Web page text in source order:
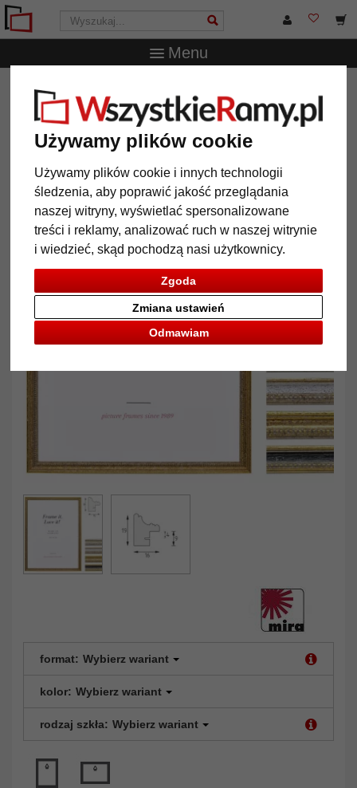
Używamy plików cookie
Używamy plików cookie i innych technologii
śledzenia, aby poprawić jakość przeglądania
naszej witryny, wyświetlać spersonalizowane
treści i reklamy, analizować ruch w naszej witrynie
i wiedzieć, skąd pochodzą nasi użytkownicy.
Zgoda
Odmawiam
Zmiana ustawień
Menu
WszystkieRamy.pl
drewniana Amiens
Rama drewniana Amiens
format: Wybierz wariant
kolor: Wybierz wariant
rodzaj szkła: Wybierz wariant